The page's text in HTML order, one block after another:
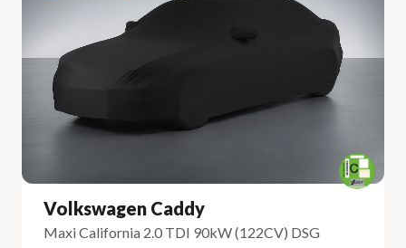
Volkswagen Caddy
Maxi California 2.0 TDI 90kW (122CV) DSG